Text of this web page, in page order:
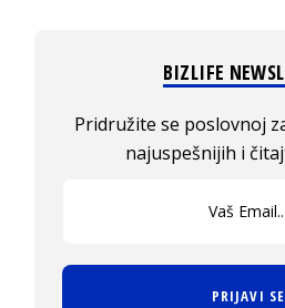
BIZLIFE
Pridružite se poslovnoj
najuspešnijih i
PRIJAVI SE